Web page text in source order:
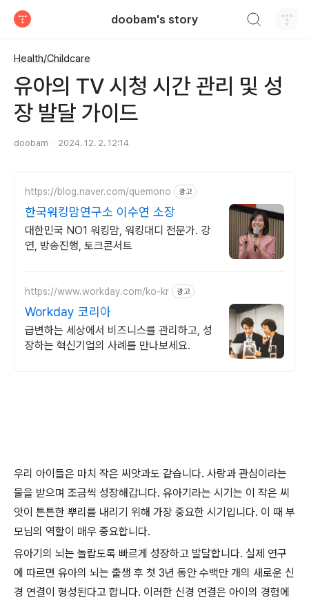
doobam's story
Health/Childcare
유아의 TV 시청 시간 관리 및 성
장 발달 가이드
doobam 2024. 12. 2. 12:14
https://blog.naver.com/quemono 광고
한국워킹맘연구소 이수연 소장
대한민국 NO1 워킹맘, 워킹대디 전문가. 강
연, 방송진행, 토크콘서트
https://www.workday.com/ko-kr 광고
Workday 코리아
급변하는 세상에서 비즈니스를 관리하고, 성
장하는 혁신기업의 사례를 만나보세요.
우리 아이들은 마치 작은 씨앗과도 같습니다. 사랑과 관심이라는
물을 받으며 조금씩 성장해갑니다. 유아기라는 시기는 이 작은 씨
앗이 튼튼한 뿌리를 내리기 위해 가장 중요한 시기입니다. 이 때 부
모님의 역할이 매우 중요합니다.
유아기의 뇌는 놀랍도록 빠르게 성장하고 발달합니다. 실제 연구
에 따르면 유아의 뇌는 출생 후 첫 3년 동안 수백만 개의 새로운 신
경 연결이 형성된다고 합니다. 이러한 신경 연결은 아이의 경험에